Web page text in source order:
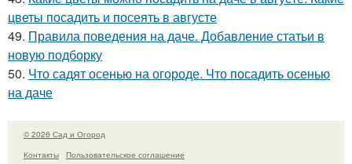
цветы посадить и посеять в августе
49. Правила поведения на даче. Добавление статьи в
новую подборку
50. Что садят осенью на огороде. Что посадить осенью
на даче
© 2026 Сад и Огород
Контакты
Пользовательское соглашение